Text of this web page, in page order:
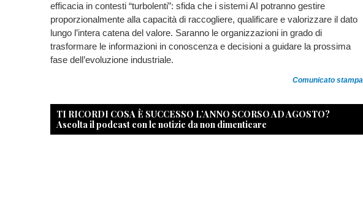
efficacia in contesti “turbolenti”: sfida che i sistemi AI potranno gestire
proporzionalmente alla capacità di raccogliere, qualificare e valorizzare il dato
lungo l’intera catena del valore. Saranno le organizzazioni in grado di
trasformare le informazioni in conoscenza e decisioni a guidare la prossima
fase dell’evoluzione industriale.
Comunicato stampa
TI RICORDI COSA È SUCCESSO L’ANNO SCORSO AD AGOSTO?
Ascolta il podcast con le notizie da non dimenticare